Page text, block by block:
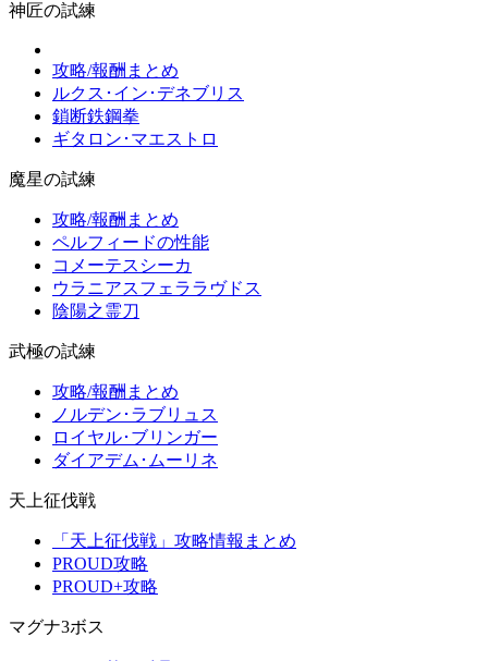
神匠の試練
攻略/報酬まとめ
ルクス･イン･デネブリス
鎖断鉄鋼拳
ギタロン･マエストロ
魔星の試練
攻略/報酬まとめ
ペルフィードの性能
コメーテスシーカ
ウラニアスフェララヴドス
陰陽之霊刀
武極の試練
攻略/報酬まとめ
ノルデン･ラブリュス
ロイヤル･ブリンガー
ダイアデム･ムーリネ
天上征伐戦
「天上征伐戦」攻略情報まとめ
PROUD攻略
PROUD+攻略
マグナ3ボス